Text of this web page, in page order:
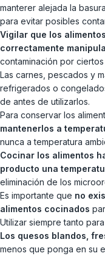
manterer alejada la
para evitar posibles
Vigilar que los
correctamente
contaminación por
Las carnes, pescados y
refrigerados o
de antes de utilizarlos.
Para conservar los
mantenerlos a
nunca a temperatura
Cocinar los alimentos
producto una
eliminación de los
Es importante que no
alimentos cocinados
Utilizar siempre tanto
Los quesos blandos,
menos que ponga en su